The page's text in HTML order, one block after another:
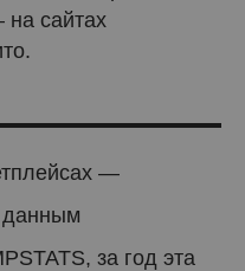
сайтах
—
данным
за год эта